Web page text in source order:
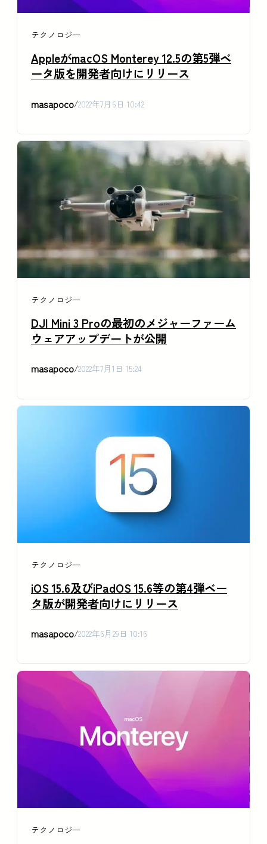
テクノロジー
AppleがmacOS Monterey 12.5の第5弾ベ
ータ版を開発者向けにリリース
masapoco/2022年7月6日 10:42
テクノロジー
DJI Mini 3 Proの最初のメジャーファーム
ウェアアップデートが公開
masapoco/2022年7月1日 15:24
テクノロジー
iOS 15.6及びiPadOS 15.6等の第4弾ベー
タ版が開発者向けにリリース
masapoco/2022年6月29日 10:16
テクノロジー